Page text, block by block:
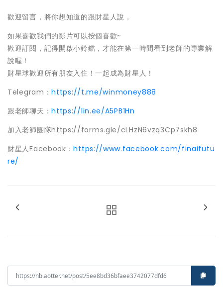
歡迎留言，將你想知道的跟財星人說，
如果喜歡我們的影片可以按個喜歡~
歡迎訂閱，記得開啟小鈴鐺，才能在第一時間看到老師的專業解
說喔！
財星球歡迎所有朋友入住！一起成為財星人！
Telegram：https://t.me/winmoney888
跟老師聊天：https://lin.ee/A5PB1Hn
加入老師團隊https://forms.gle/cLHzN6vzq3Cp7skh8
財星人Facebook：https://www.facebook.com/finaifutu
re/